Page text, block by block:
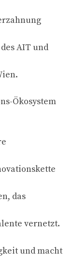
AIT und
Ökosystem
das
vernetzt.
und macht